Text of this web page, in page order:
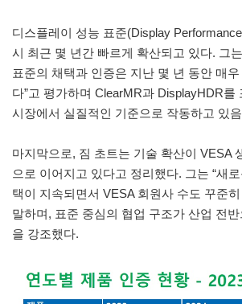
디스플레이 성능 표준(Display
시 최근 몇 년간 빠르게 확산되고 있다. 그
표준의 채택과 인증은 지난 몇 년 동안 매
다”고 평가하며 ClearMR과 DisplayHDR를
시장에서 실질적인 기준으로 작동하고 있
마지막으로, 짐 초트는 기술 확산이 VESA
으로 이어지고 있다고 정리했다. 그는 “새
택이 지속되면서 VESA 회원사 수도 꾸준
말하며, 표준 중심의 협업 구조가 산업 전
을 강조했다.